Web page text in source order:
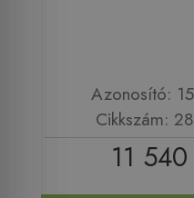
Azonosító:
Cikkszám:
11